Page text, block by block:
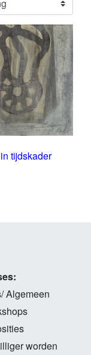
tijdskader
Algemeen
worden